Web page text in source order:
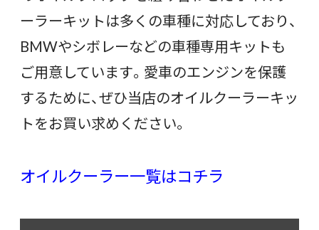
ーラーキットは多くの車種に対応しており、
BMWやシボレーなどの車種専用キットも
ご用意しています。愛車のエンジンを保護
するために、ぜひ当店のオイルクーラーキッ
トをお買い求めください。
オイルクーラー一覧はコチラ